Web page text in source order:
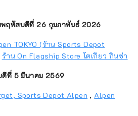
พฤหัสบดีที่ 26 กุมภาพันธ์ 2026
TOKYO (ร้าน Sports Depot
ร้าน On Flagship Store โตเกียว กินซ่า
ดีที่ 5 มีนาคม 2569
Sports Depot Alpen , Alpen